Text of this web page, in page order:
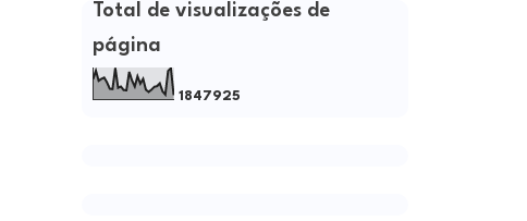
Total de visualizações de
página
1 847925